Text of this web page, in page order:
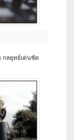
กลยุทธ์เด่นชัด